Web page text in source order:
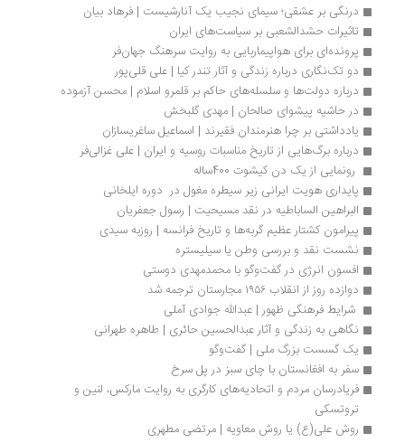
درنگی بر عشقی؛ سیمای نجیب یک آنارشیست | فرهاد بیان
تاثیرات حشدالشعبی بر سیاست‌های ایران
پرونده‌ای برای هواپیماربایی به روایت سرهنگ جهان‌فر
دو تک‌نگاری‌ درباره زندگی و آثار تندر کیا | علی قلی‌پور
درباره دولت‌ها و سلسله‌های حاکم بر قلمرو اسلام | محسن آزموده
در حاشیه پیشوای صالحان | مهدی گلبخش
یادداشتی بر چرا هنرمندان فقیرند | اسماعیل ساغریسازان
درباره برگ‌هایی از تاریخ مناسبات روسیه و ایران | علی غزالی‌فر
رونمایی از یک دن کیشوت 400ساله
پایداری هویت ایرانی زیر سیطره مغول در  دوره ایلخانی
البراهین الساباطیه در نقد مسیحیت | رسول جعفریان
پیرامون کشتار عظیم گربه‌ها و تاریخ فرانسه | روزبه سیدی
نشست نقد و بررسی وطن یا سیلیستره
افسون انرژی در گفت‌وگو با محمدمهدی دوستی
دوازده روز از انقلاب ۱۹۵۶‬ مجارستان ترجمه شد
شرایط فرهنگی ظهور | عبدالله جوادی آملی
نگاهی به زندگی و آثار عبدالحسین حائری | طاهره طهرانی
یک گسست بزرگ ملی | گفت‌وگو
سفر به افغانستان با چای سبز در پل سرخ
فریادرسان مردم و اتحادیه‌های کارگری به روایت مارکس، لنین و
تروتسکی
روش علی(ع) یا روش معاویه | مرتضی مطهری